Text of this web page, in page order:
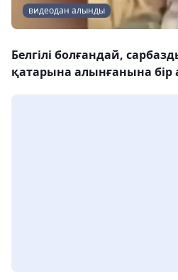
видеодан алынды
Белгілі болғандай,
қатарына алынғанына бір